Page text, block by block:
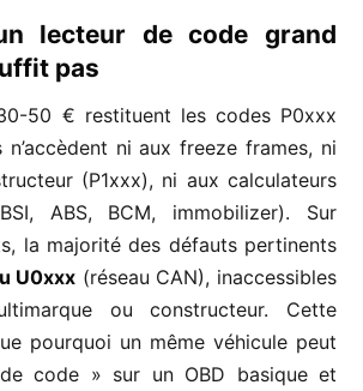
lecteur de code grand
pas
50 € restituent les codes P0xxx
n’accèdent ni aux freeze frames, ni
(P1xxx), ni aux calculateurs
ABS, BCM, immobilizer). Sur
la majorité des défauts pertinents
U0xxx (réseau CAN), inaccessibles
ou constructeur. Cette
pourquoi un même véhicule peut
code » sur un OBD basique et